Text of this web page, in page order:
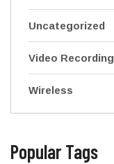
Uncategorized
Video Recording
Wireless
Popular Tags